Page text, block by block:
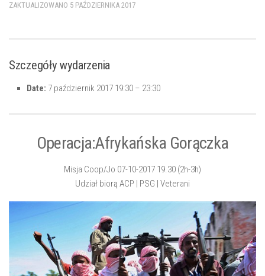
ZAKTUALIZOWANO 5 PAŹDZIERNIKA 2017
Szczegóły wydarzenia
Date: 7 październik 2017 19:30 – 23:30
Operacja:Afrykańska Gorączka
Misja Coop/Jo 07-10-2017 19.30 (2h-3h)
Udział biorą ACP | PSG | Veterani